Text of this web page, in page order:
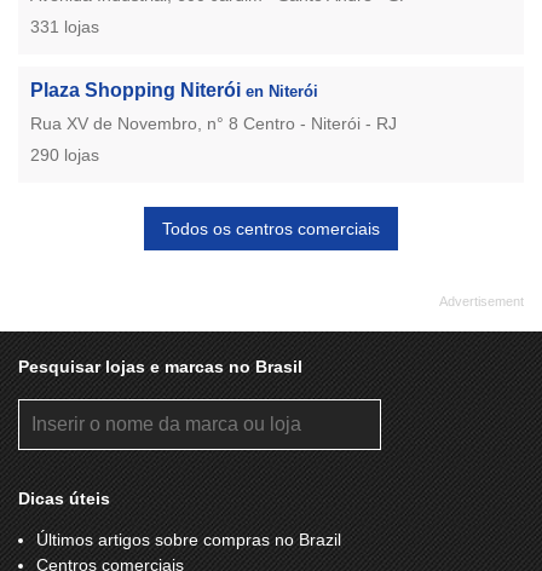
331 lojas
Plaza Shopping Niterói en Niterói
Rua XV de Novembro, n° 8 Centro - Niterói - RJ
290 lojas
Todos os centros comerciais
Pesquisar lojas e marcas no Brasil
Dicas úteis
Últimos artigos sobre compras no Brazil
Centros comerciais